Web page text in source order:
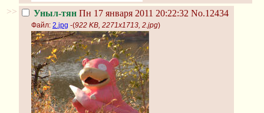
>> Уныл-тян Пн 17 января 2011 20:22:32 No.12434
Файл: 2.jpg -(922 KB, 2271x1713, 2.jpg)